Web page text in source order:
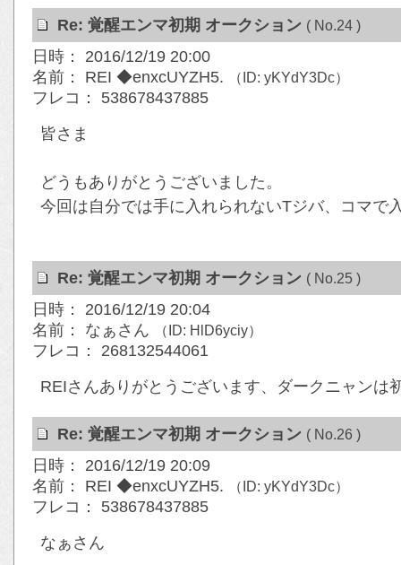
Re: 覚醒エンマ初期 オークション ( No.24 )
日時： 2016/12/19 20:00
名前： REI ◆enxcUYZH5.
（ID: yKYdY3Dc）
フレコ： 538678437885
皆さま
どうもありがとうございました。
今回は自分では手に入れられないTジバ、コマで
Re: 覚醒エンマ初期 オークション ( No.25 )
日時： 2016/12/19 20:04
名前： なぁさん
（ID: HlD6yciy）
フレコ： 268132544061
REIさんありがとうございます、ダークニャンは
Re: 覚醒エンマ初期 オークション ( No.26 )
日時： 2016/12/19 20:09
名前： REI ◆enxcUYZH5.
（ID: yKYdY3Dc）
フレコ： 538678437885
なぁさん